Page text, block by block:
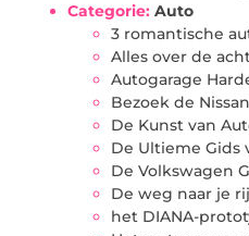
Categorie: Auto
3 romantische
Alles over de
Autogarage
Bezoek de
De Kunst van
De Ultieme Gids
De Volkswagen
De weg naar je
het DIANA-